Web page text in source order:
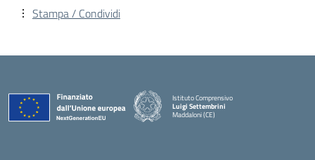
Stampa / Condividi
Istituto Comprensivo
Luigi Settembrini
Maddaloni (CE)